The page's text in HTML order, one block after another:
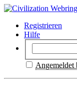
Registrieren
Hilfe
Angemeldet